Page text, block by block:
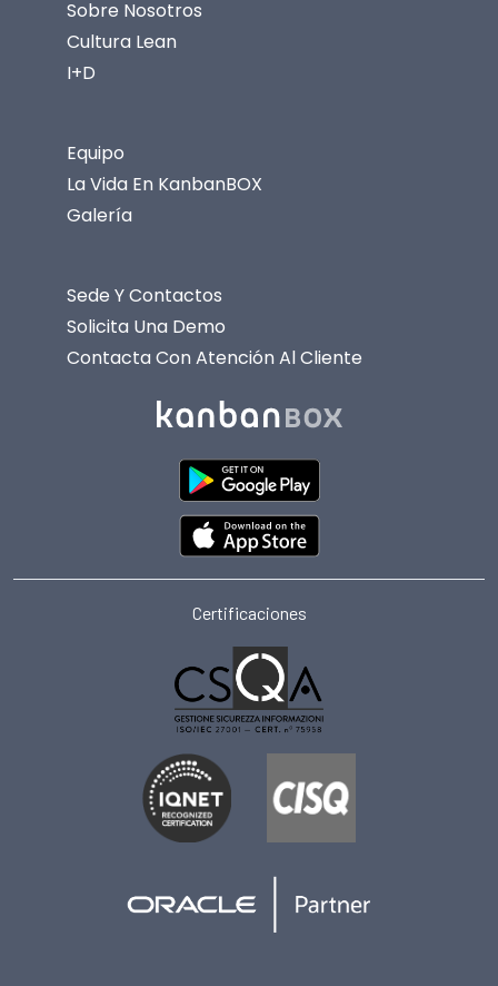
Sobre Nosotros
Cultura Lean
I+D
Equipo
La Vida En KanbanBOX
Galería
Sede Y Contactos
Solicita Una Demo
Contacta Con Atención Al Cliente
Certificaciones